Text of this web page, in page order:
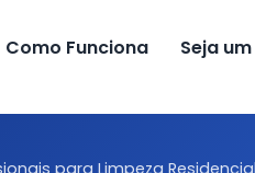
Como Funciona Seja
para Limpeza Residencial